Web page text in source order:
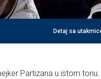
Detaj sa
Partizana u istom tonu.